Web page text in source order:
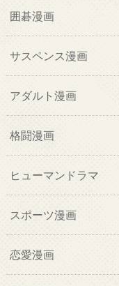
囲碁漫画
サスペンス漫画
アダルト漫画
格闘漫画
ヒューマンドラマ
スポーツ漫画
恋愛漫画